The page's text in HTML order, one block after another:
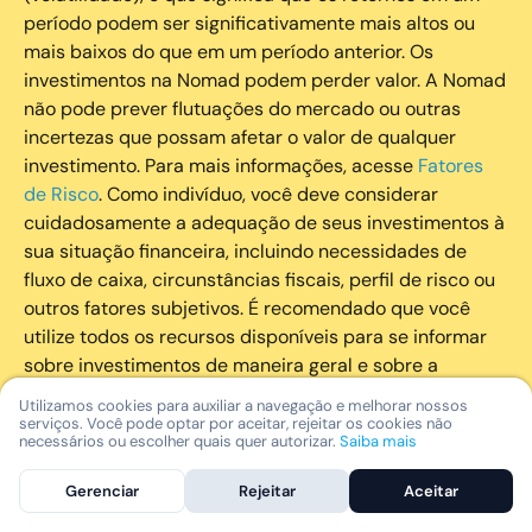
período podem ser significativamente mais altos ou
mais baixos do que em um período anterior. Os
investimentos na Nomad podem perder valor. A Nomad
não pode prever flutuações do mercado ou outras
incertezas que possam afetar o valor de qualquer
investimento. Para mais informações, acesse Fatores
de Risco. Como indivíduo, você deve considerar
cuidadosamente a adequação de seus investimentos à
sua situação financeira, incluindo necessidades de
fluxo de caixa, circunstâncias fiscais, perfil de risco ou
outros fatores subjetivos. É recomendado que você
utilize todos os recursos disponíveis para se informar
sobre investimentos de maneira geral e sobre a
composição geral de seu portfólio. Questões fiscais ou
legais relativas aos investimentos realizados através da
Nomad devem ser obtidas pelos próprios clientes. A
Nomad e suas afiliadas não fornecem nenhum tipo de
aconselhamento legal ou fiscal.
Utilizamos cookies para auxiliar a navegação e melhorar nossos
serviços. Você pode optar por aceitar, rejeitar os cookies não
necessários ou escolher quais quer autorizar. Saiba mais
Gerenciar Rejeitar Aceitar